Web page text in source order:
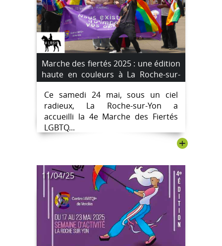
Marche des fiertés 2025 : une édition
haute en couleurs à La Roche-sur-
Yon
Ce samedi 24 mai, sous un ciel
radieux, La Roche-sur-Yon a
accueilli la 4e Marche des Fiertés
LGBTQ...
+
11/04/25